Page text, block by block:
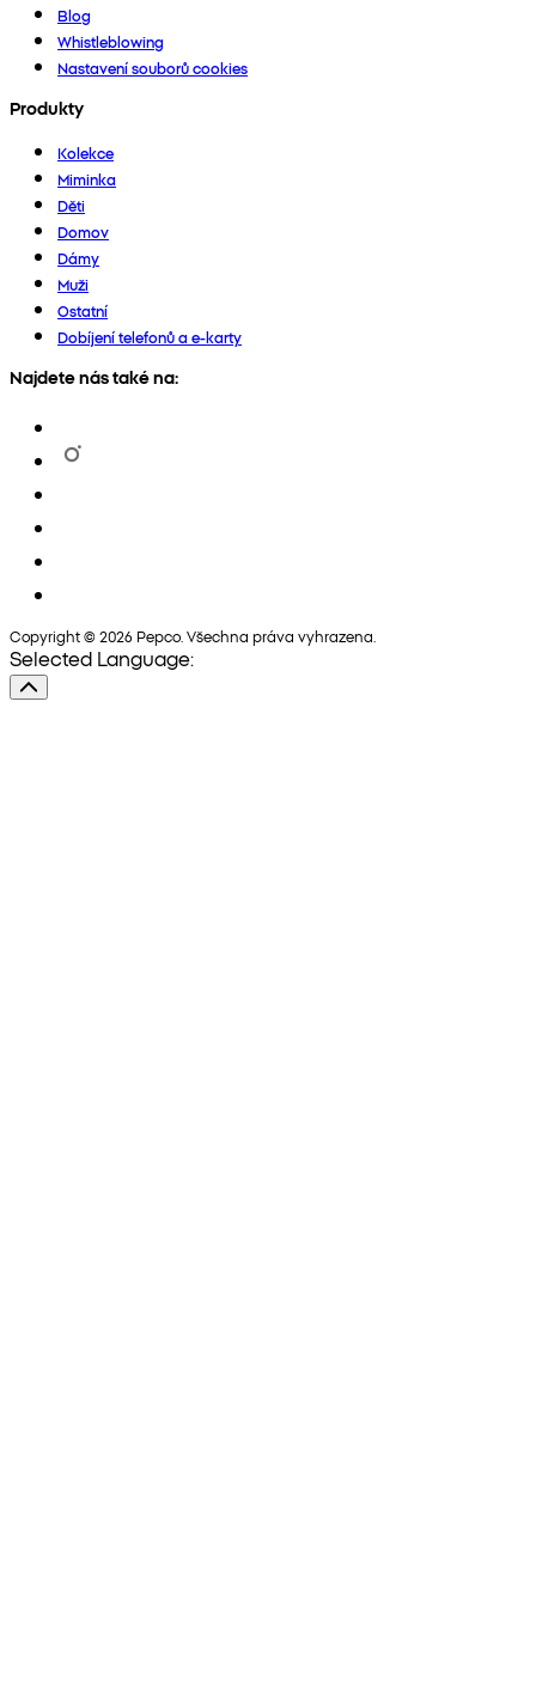
Blog
Whistleblowing
Nastavení souborů cookies
Produkty
Kolekce
Miminka
Děti
Domov
Dámy
Muži
Ostatní
Dobíjení telefonů a e-karty
Najdete nás také na:
Copyright © 2026 Pepco. Všechna práva vyhrazena.
Selected Language: